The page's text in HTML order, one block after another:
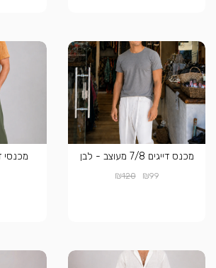
מכנס דייגים 7/8 מעוצב - לבן
₪99
₪120
מכנסי